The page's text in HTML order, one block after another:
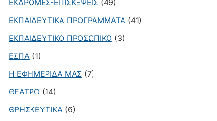
ΕΚΔΡΟΜΕΣ-ΕΠΙΣΚΕΨΕΙΣ (49)
ΕΚΠΑΙΔΕΥΤΙΚΑ ΠΡΟΓΡΑΜΜΑΤΑ (41)
ΕΚΠΑΙΔΕΥΤΙΚΟ ΠΡΟΣΩΠΙΚΟ(3)
ΕΣΠΑ (1)
Η ΕΦΗΜΕΡΙΔΑ ΜΑΣ (7)
ΘΕΑΤΡΟ(14)
ΘΡΗΣΚΕΥΤΙΚΑ (6)